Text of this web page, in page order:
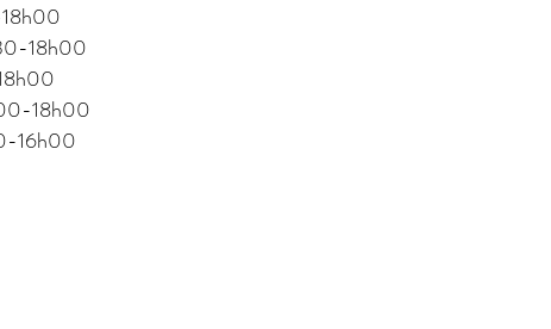
18h00
18h00
16h00